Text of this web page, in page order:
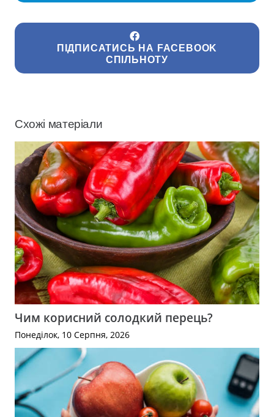
ПІДПИСАТИСЬ НА FACEBOOK
СПІЛЬНОТУ
Схожі матеріали
Чим корисний солодкий перець?
Понеділок, 10 Серпня, 2026